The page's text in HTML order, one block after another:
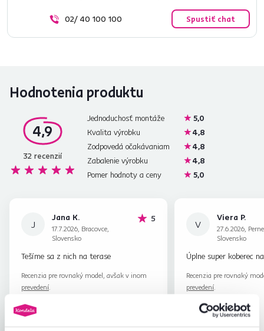
02/ 40 100 100 Spustiť chat
Hodnotenia produktu
4,9
32 recenzií
Jednoduchosť montáže
5,0
Kvalita výrobku
4,8
Zodpovedá očakávaniam
4,8
Zabalenie výrobku
4,8
Pomer hodnoty a ceny
5,0
J
Jana K.
17.7.2026, Bracovce,
Slovensko
5hviezdičiek
Tešíme sa z nich na terase
Recenzia pre rovnaký model, avšak v inom
prevedení.
Overený
V
Viera P.
27.6.2026,
Slovensko
Úplne super koberec
Recenzia pre rovnaký
prevedení.
Overený
nákup